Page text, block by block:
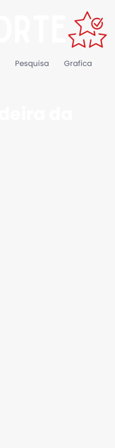
Pesquisa Grafica